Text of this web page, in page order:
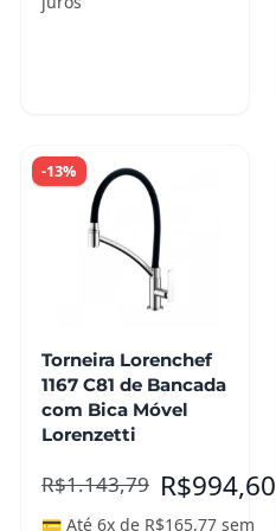
-13%
Torneira Lorenchef
1167 C81 de Bancada
com Bica Móvel
Lorenzetti
R$1.143,79 R$994,60
💳 Até 6x de R$165,77 sem